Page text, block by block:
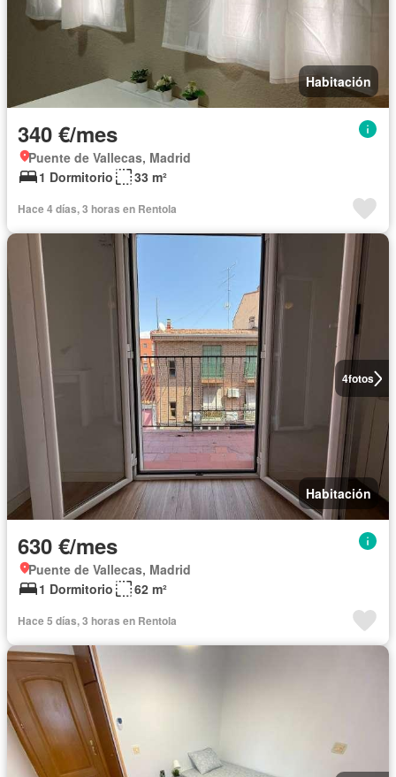
Habitación
340 €/mes
Puente de Vallecas, Madrid
1 Dormitorio
33 m²
Hace 4 días, 3 horas en Rentola
4fotos
Habitación
630 €/mes
Puente de Vallecas, Madrid
1 Dormitorio
62 m²
Hace 5 días, 3 horas en Rentola